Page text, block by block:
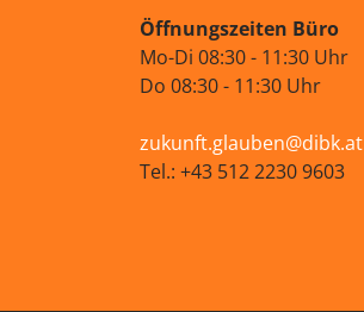
Öffnungszeiten Büro
Mo-Di 08:30 - 11:30 Uhr
Do 08:30 - 11:30 Uhr
zukunft.glauben@dibk.at
Tel.: +43 512 2230 9603